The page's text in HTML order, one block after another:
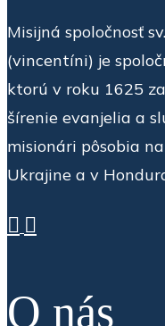
Misijná spoločnosť
(vincentíni) je
ktorú v roku 1625
šírenie evanjelia a
misionári pôsobia
Ukrajine a v
O nás